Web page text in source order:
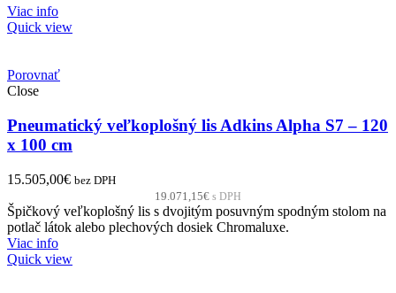
Viac info
Quick view
Porovnať
Close
Pneumatický veľkoplošný lis Adkins Alpha S7 – 120
x 100 cm
15.505,00€ bez DPH
19.071,15€ s DPH
Špičkový veľkoplošný lis s dvojitým posuvným spodným stolom na
potlač látok alebo plechových dosiek Chromaluxe.
Viac info
Quick view